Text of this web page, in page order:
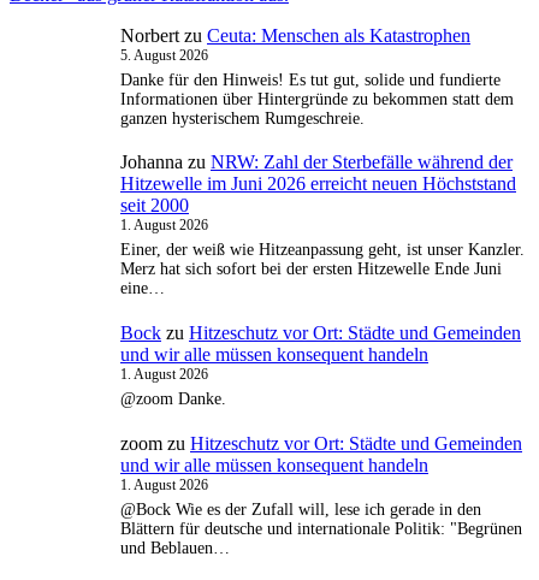
Norbert zu Ceuta: Menschen als Katastrophen
5. August 2026
Danke für den Hinweis! Es tut gut, solide und fundierte
Informationen über Hintergründe zu bekommen statt dem
ganzen hysterischem Rumgeschreie.
Johanna zu NRW: Zahl der Sterbefälle während der
Hitzewelle im Juni 2026 erreicht neuen Höchststand
seit 2000
1. August 2026
Einer, der weiß wie Hitzeanpassung geht, ist unser Kanzler.
Merz hat sich sofort bei der ersten Hitzewelle Ende Juni
eine…
Bock zu Hitzeschutz vor Ort: Städte und Gemeinden
und wir alle müssen konsequent handeln
1. August 2026
@zoom Danke.
zoom zu Hitzeschutz vor Ort: Städte und Gemeinden
und wir alle müssen konsequent handeln
1. August 2026
@Bock Wie es der Zufall will, lese ich gerade in den
Blättern für deutsche und internationale Politik: "Begrünen
und Beblauen…